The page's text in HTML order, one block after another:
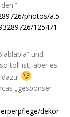
photos/a.5
125471
und
toll ist, aber es
„gespon­ser­
dekor